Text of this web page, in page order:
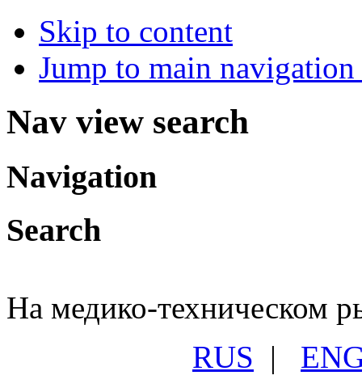
Skip to content
Jump to main
Nav view search
Navigation
Search
На медико-техническом
RUS |